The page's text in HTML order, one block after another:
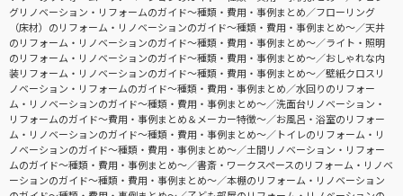
グリノベーション・リフォームのガイド〜種類・費用・事例まとめ
フローリング
（床材）のリフォーム・リノベーションのガイド〜種類・費用・事例まとめ〜
天井
のリフォーム・リノベーションのガイド〜種類・費用・事例まとめ〜
ライト・照明
のリフォーム・リノベーションのガイド〜種類・費用・事例まとめ〜
おしゃれな内
装リフォーム・リノベーションのガイド〜種類・費用・事例まとめ〜
壁紙クロスリ
ノベーション・リフォームのガイド〜種類・費用・事例まとめ
水回りのリフォー
ム・リノベーションのガイド〜種類・費用・事例まとめ〜
洗面台リノベーション・
リフォームのガイド〜費用・事例まとめ＆メーカー特徴〜
お風呂・浴室のリフォー
ム・リノベーションのガイド〜種類・費用・事例まとめ〜
トイレのリフォーム・リ
ノベーションのガイド〜種類・費用・事例まとめ〜
土間リノベーション・リフォー
ムのガイド〜種類・費用・事例まとめ〜
書斎・ワークスペースのリフォーム・リノベ
ーションのガイド〜種類・費用・事例まとめ〜
本棚のリフォーム・リノベーション